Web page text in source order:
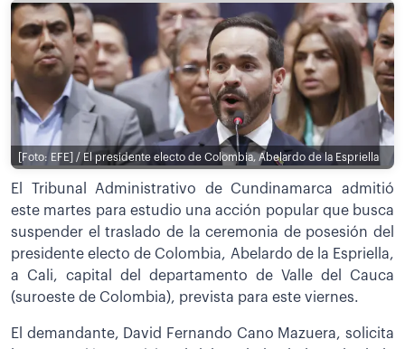
[Foto: EFE] / El presidente electo de Colombia, Abelardo de la Espriella
El Tribunal Administrativo de Cundinamarca admitió
este martes para estudio una acción popular que busca
suspender el traslado de la ceremonia de posesión del
presidente electo de Colombia, Abelardo de la Espriella,
a Cali, capital del departamento de Valle del Cauca
(suroeste de Colombia), prevista para este viernes.
El demandante, David Fernando Cano Mazuera, solicita